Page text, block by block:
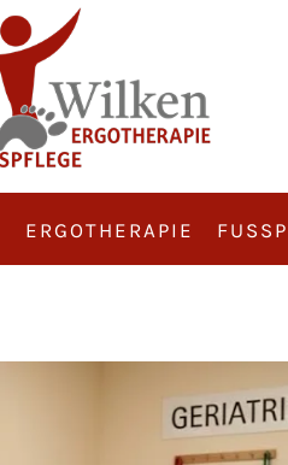
ERGOTHERAPIE